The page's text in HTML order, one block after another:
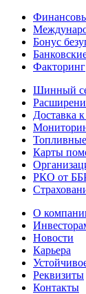
Бонус
Факторинг
Шинный
Доставка
Карты
РКО от
О
Новости
Карьера
Реквизиты
Контакты